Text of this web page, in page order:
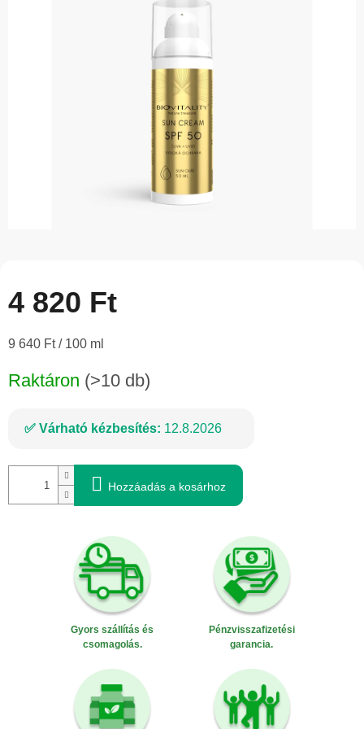
4 820 Ft
Egységár:
9 640 Ft / 100 ml
Raktáron (>10 db)
Várható kézbesítés: 12.8.2026
Hozzáadás a kosárhoz
Gyors szállítás és
csomagolás.
Pénzvisszafizetési
garancia.